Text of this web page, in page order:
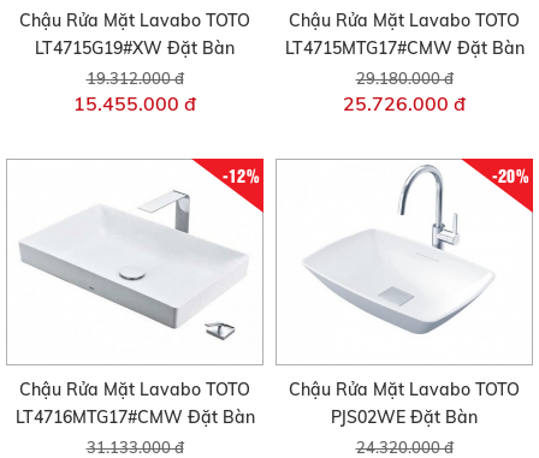
Chậu Rửa Mặt Lavabo TOTO
LT4715G19#XW Đặt Bàn
19.312.000 đ
15.455.000 đ
Chậu Rửa Mặt Lavabo TOTO
LT4715MTG17#CMW Đặt Bàn
29.180.000 đ
25.726.000 đ
-12%
Chậu Rửa Mặt Lavabo TOTO
LT4716MTG17#CMW Đặt Bàn
31.133.000 đ
-20%
Chậu Rửa Mặt Lavabo TOTO
PJS02WE Đặt Bàn
24.320.000 đ